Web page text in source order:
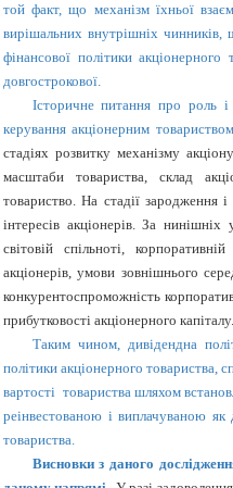
той факт, що механізм їхньої
вирішальних внутрішніх
фінансової політики
довгострокової.
Історичне питання про роль
керування акціонерним
стадіях розвитку механізму
масштаби товариства, склад
товариство. На стадії зародження
інтересів акціонерів. За
світовій спільноті,
акціонерів, умови зовнішнього
конкурентоспроможність
прибутковості акціонерного капіталу.
Таким чином, дивідендна
політики акціонерного товариства,
вартості товариства шляхом
реінвестованою і виплачуваною
товариства.
Висновки з даного